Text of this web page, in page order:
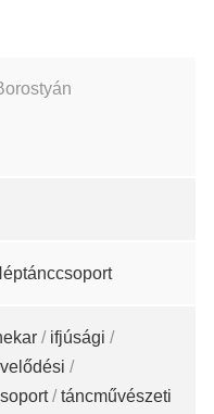
/ ifjúsági /
/
/táncművészeti